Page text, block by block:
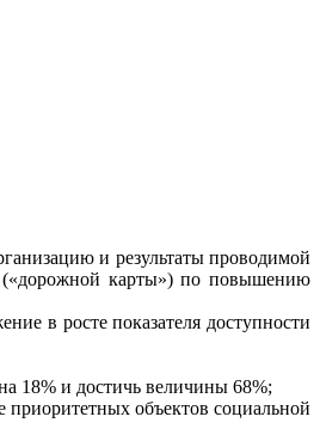
и результаты проводимой
(«дорожной карты») по повышению
в росте показателя доступности
18% и достичь величины 68%;
объектов социальной